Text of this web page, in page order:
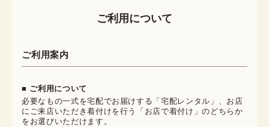
ご利用について
ご利用案内
■ ご利用について
必要なもの一式を宅配でお届けする「宅配レンタル」、お店
にご来店いただき着付けを行う「お店で着付け」のどちらか
をお選びいただけます。